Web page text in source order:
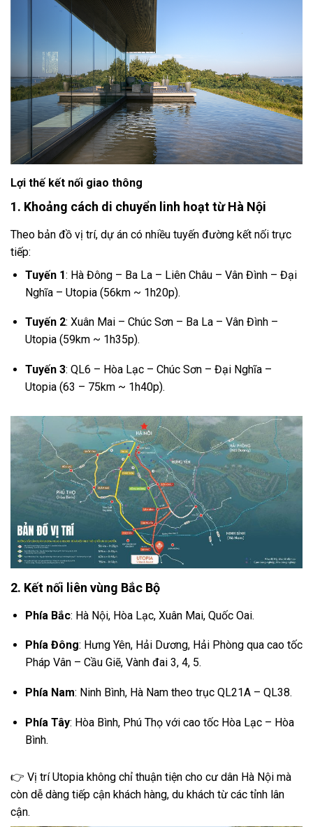
Lợi thế kết nối giao thông
1. Khoảng cách di chuyển linh hoạt từ Hà Nội
Theo bản đồ vị trí, dự án có nhiều tuyến đường kết nối trực
tiếp:
Tuyến 1: Hà Đông – Ba La – Liên Châu – Vân Đình – Đại
Nghĩa – Utopia (56km ~ 1h20p).
Tuyến 2: Xuân Mai – Chúc Sơn – Ba La – Vân Đình –
Utopia (59km ~ 1h35p).
Tuyến 3: QL6 – Hòa Lạc – Chúc Sơn – Đại Nghĩa –
Utopia (63 – 75km ~ 1h40p).
2. Kết nối liên vùng Bắc Bộ
Phía Bắc: Hà Nội, Hòa Lạc, Xuân Mai, Quốc Oai.
Phía Đông: Hưng Yên, Hải Dương, Hải Phòng qua cao tốc
Pháp Vân – Cầu Giẽ, Vành đai 3, 4, 5.
Phía Nam: Ninh Bình, Hà Nam theo trục QL21A – QL38.
Phía Tây: Hòa Bình, Phú Thọ với cao tốc Hòa Lạc – Hòa
Bình.
👉 Vị trí Utopia không chỉ thuận tiện cho cư dân Hà Nội mà
còn dễ dàng tiếp cận khách hàng, du khách từ các tỉnh lân
cận.